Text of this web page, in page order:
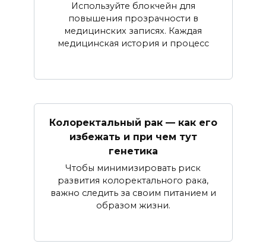
Используйте блокчейн для
повышения прозрачности в
медицинских записях. Каждая
медицинская история и процесс
Колоректальный рак — как его
избежать и при чем тут
генетика
Чтобы минимизировать риск
развития колоректального рака,
важно следить за своим питанием и
образом жизни.